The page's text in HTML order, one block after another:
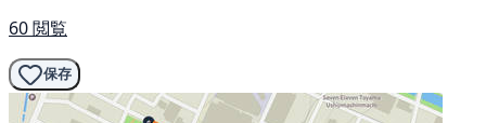
60 閲覧
保存